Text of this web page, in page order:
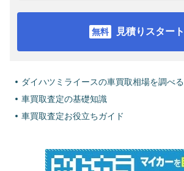
見積りスタート
ダイハツミライースの車買取相場を調べる
車買取査定の基礎知識
車買取査定お役立ちガイド